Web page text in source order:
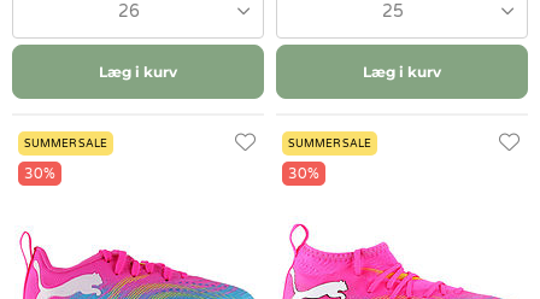
26
Læg i kurv
25
Læg i kurv
SUMMER SALE
30%
SUMMER SALE
30%